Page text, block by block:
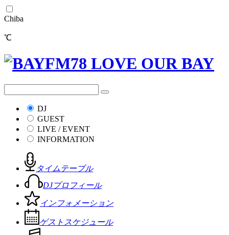
Chiba
℃
DJ
GUEST
LIVE / EVENT
INFORMATION
タイムテーブル
DJプロフィール
インフォメーション
ゲストスケジュール